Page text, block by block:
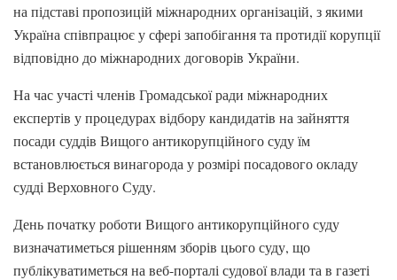
на підставі пропозицій міжнародних організацій, з якими
Україна співпрацює у сфері запобігання та протидії корупції
відповідно до міжнародних договорів України.
На час участі членів Громадської ради міжнародних
експертів у процедурах відбору кандидатів на зайняття
посади суддів Вищого антикорупційного суду їм
встановлюється винагорода у розмірі посадового окладу
судді Верховного Суду.
День початку роботи Вищого антикорупційного суду
визначатиметься рішенням зборів цього суду, що
публікуватиметься на веб-порталі судової влади та в газеті